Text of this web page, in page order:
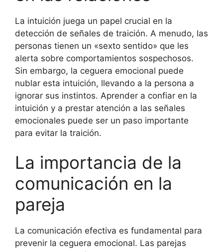
La intuición juega un papel crucial en la
detección de señales de traición. A menudo, las
personas tienen un «sexto sentido» que les
alerta sobre comportamientos sospechosos.
Sin embargo, la ceguera emocional puede
nublar esta intuición, llevando a la persona a
ignorar sus instintos. Aprender a confiar en la
intuición y a prestar atención a las señales
emocionales puede ser un paso importante
para evitar la traición.
La importancia de la
comunicación en la
pareja
La comunicación efectiva es fundamental para
prevenir la ceguera emocional. Las parejas